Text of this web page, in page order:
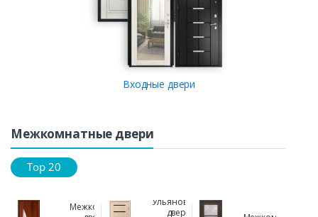
Входные двери
Межкомнатные двери
Top 20
Межкомнатная
Ульяновская
дверь